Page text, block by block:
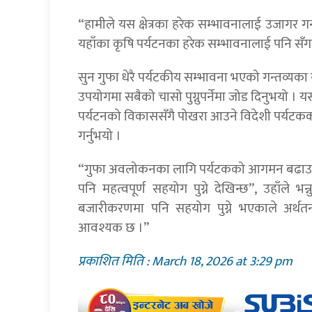
“हामीले यस क्षेत्रका हरेक सम्भावनालाई उजागर
यहाँका कृषि पर्यटनका हरेक सम्भावनालाई पनि
सुन गुफा धेरै पर्यटकीय सम्भावना भएको
उपयोगमा सबैको चासो पुग्नुपर्नेमा जोड दिनुभयो ।
पर्यटनको विकाससँगै पोखरा आउने विदेशी
गर्नुभयो ।
“गुफा अवलोकनका लागि पर्यटकको आगमन
पनि महत्वपूर्ण सहयोग पुग्ने देखिन्छ”, उहाँले
बजारीकरणमा पनि सहयोग पुग्ने भएकाले
आवश्यक छ ।”
प्रकाशित मिति : March 18, 2026 at 3:29 pm